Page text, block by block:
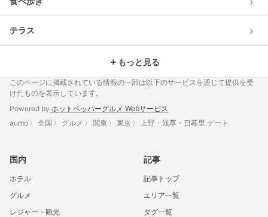
テラス ›
＋ もっと見る
このページに掲載されている情報の一部は以下のサービスを通じて提供を受
けたものを表示しています。
Powered by ホットペッパーグルメ Webサービス
aumo
全国 グルメ 関東 東京 上野・浅草・日暮里 デート
国内
ホテル
グルメ
レジャー・観光
記事
記事トップ
エリア一覧
タグ一覧